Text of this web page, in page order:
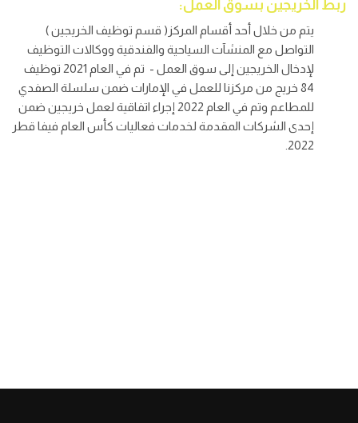
ربط الخريجين بسوق العمل:
يتم من خلال أحد أقسام المركز( قسم توظيف الخريجين )
التواصل مع المنشآت السياحية والفندقية ووكالات التوظيف
لإدخال الخريجين إلى سوق العمل - تم في العام 2021 توظيف
84 خريج من مركزنا للعمل في الإمارات ضمن سلسلة الصفدي
للمطاعم وتم في العام 2022 إجراء اتفاقية لعمل خريجين ضمن
إحدى الشركات المقدمة لخدمات فعاليات كأس العام فيفا قطر
2022.